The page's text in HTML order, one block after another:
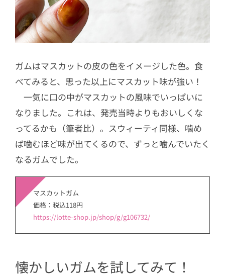
ガムはマスカットの皮の色をイメージした色。食
べてみると、思った以上にマスカット味が強い！
一気に口の中がマスカットの風味でいっぱいに
なりました。これは、発売当時よりもおいしくな
ってるかも（筆者比）。スウィーティ同様、噛め
ば噛むほど味が出てくるので、ずっと噛んでいたく
なるガムでした。
マスカットガム
価格：税込118円
https://lotte-shop.jp/shop/g/g106732/
懐かしいガムを試してみて！